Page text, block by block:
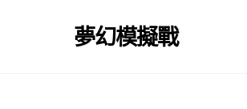
夢幻模擬戰